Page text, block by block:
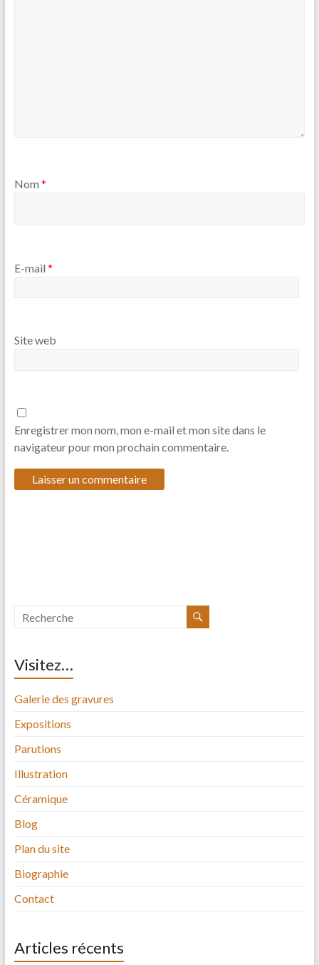
Nom *
E-mail *
Site web
Enregistrer mon nom, mon e-mail et mon site dans le
navigateur pour mon prochain commentaire.
Visitez…
Galerie des gravures
Expositions
Parutions
Illustration
Céramique
Blog
Plan du site
Biographie
Contact
Articles récents